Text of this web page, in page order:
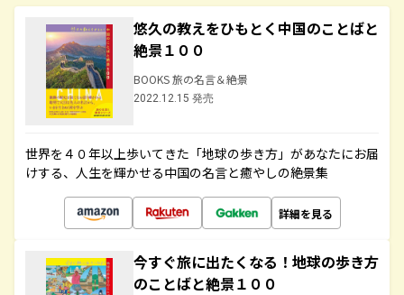
悠久の教えをひもとく中国のことばと
絶景１００
BOOKS 旅の名言＆絶景
2022.12.15 発売
世界を４０年以上歩いてきた「地球の歩き方」があなたにお届
けする、人生を輝かせる中国の名言と癒やしの絶景集
詳細を見る
今すぐ旅に出たくなる！地球の歩き方
のことばと絶景１００